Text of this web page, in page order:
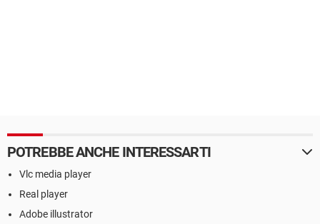
POTREBBE ANCHE INTERESSARTI
Vlc media player
Real player
Adobe illustrator